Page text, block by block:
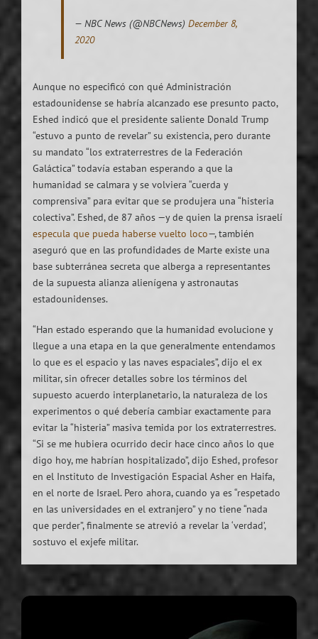
— NBC News (@NBCNews) December 8,
2020
Aunque no especificó con qué Administración
estadounidense se habría alcanzado ese presunto pacto,
Eshed indicó que el presidente saliente Donald Trump
“estuvo a punto de revelar” su existencia, pero durante
su mandato “los extraterrestres de la Federación
Galáctica” todavía estaban esperando a que la
humanidad se calmara y se volviera “cuerda y
comprensiva” para evitar que se produjera una “histeria
colectiva”. Eshed, de 87 años —y de quien la prensa israelí
especula que pueda haberse vuelto loco—, también
aseguró que en las profundidades de Marte existe una
base subterránea secreta que alberga a representantes
de la supuesta alianza alienígena y astronautas
estadounidenses.
“Han estado esperando que la humanidad evolucione y
llegue a una etapa en la que generalmente entendamos
lo que es el espacio y las naves espaciales”, dijo el ex
militar, sin ofrecer detalles sobre los términos del
supuesto acuerdo interplanetario, la naturaleza de los
experimentos o qué debería cambiar exactamente para
evitar la “histeria” masiva temida por los extraterrestres.
“Si se me hubiera ocurrido decir hace cinco años lo que
digo hoy, me habrían hospitalizado”, dijo Eshed, profesor
en el Instituto de Investigación Espacial Asher en Haifa,
en el norte de Israel. Pero ahora, cuando ya es “respetado
en las universidades en el extranjero” y no tiene “nada
que perder”, finalmente se atrevió a revelar la ‘verdad’,
sostuvo el exjefe militar.